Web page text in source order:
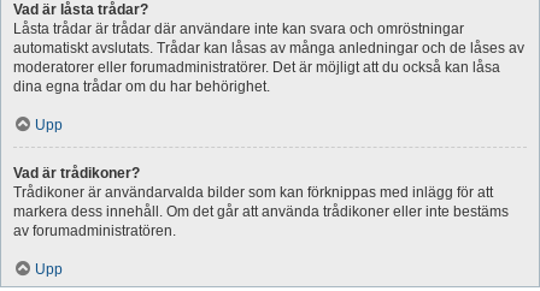
Vad är låsta trådar?
Låsta trådar är trådar där användare inte kan svara och omröstningar
automatiskt avslutats. Trådar kan låsas av många anledningar och de låses av
moderatorer eller forumadministratörer. Det är möjligt att du också kan låsa
dina egna trådar om du har behörighet.
Upp
Vad är trådikoner?
Trådikoner är användarvalda bilder som kan förknippas med inlägg för att
markera dess innehåll. Om det går att använda trådikoner eller inte bestäms
av forumadministratören.
Upp